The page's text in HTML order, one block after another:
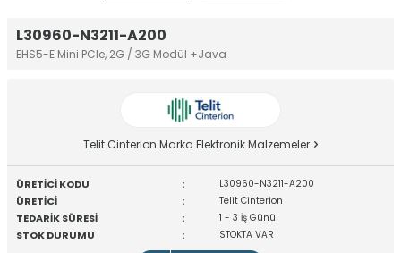
L30960-N3211-A200
EHS5-E Mini PCle, 2G / 3G Modül +Java
Telit Cinterion Marka Elektronik Malzemeler
ÜRETİCİ KODU : L30960-N3211-A200
ÜRETİCİ : Telit Cinterion
TEDARİK SÜRESİ : 1 - 3 İş Günü
STOK DURUMU : STOKTA VAR